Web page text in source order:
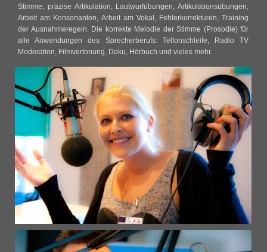
Stimme, präzise Artikulation, Lautwurfübungen, Artikulationsübungen,
Arbeit am Konsonanten, Arbeit am Vokal, Fehlerkorrekturen, Training
der Ausnahmeregeln. Die korrekte Melodie der Stimme (Prosodie) für
alle Anwendungen des Sprecherberufs: Telfonschleife, Radio TV
Moderation, Filmvertonung, Doku, Hörbuch und vieles mehr.